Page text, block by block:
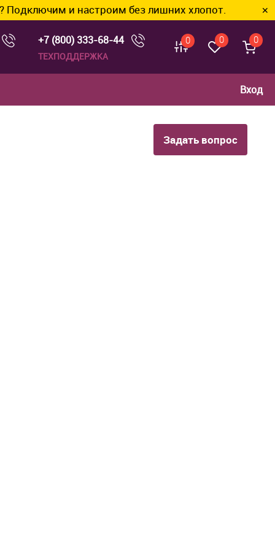
и настроим без лишних хлопот. ✕
+7 (800) 333-68-44
ТЕХПОДДЕРЖКА
0 0 0
Вход
Задать вопрос